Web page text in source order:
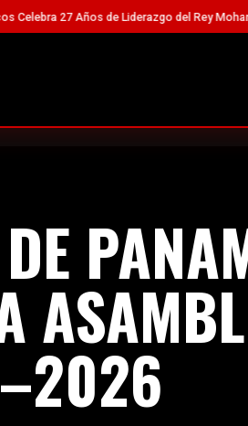
del Rey Mohammed VI